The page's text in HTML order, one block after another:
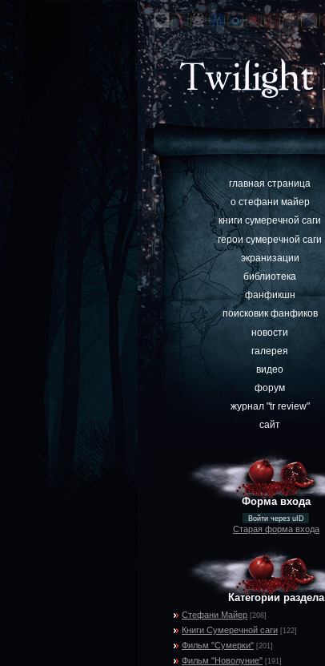
главная страница
о стефани майер
книги сумеречной саги
герои сумеречной саги
экранизации
библиотека
фанфикшн
поисковик фанфиков
новости
галерея
видео
форум
журнал "tr review"
сайт
Форма входа
Войти через uID
Старая форма входа
Категории раздела
Стефани Майер [208]
Книги Сумеречной саги [122]
Фильм "Сумерки" [201]
Фильм "Новолуние" [191]